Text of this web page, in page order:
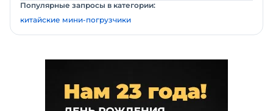
Популярные запросы в категории:
китайские мини-погрузчики